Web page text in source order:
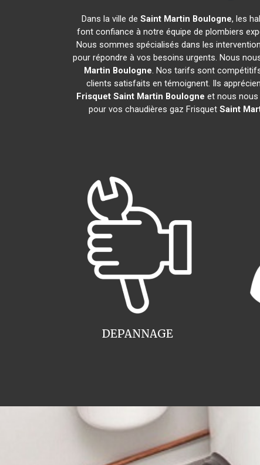
Dans la ville de Saint Martin Boulogne, les
font confiance à notre équipe de plombiers
Nous sommes spécialisés dans les
pour répondre à vos besoins urgents. Nous
Martin Boulogne. Nos tarifs sont
clients satisfaits en témoignent. Ils
Frisquet Saint Martin Boulogne et nous
pour vos chaudières gaz Frisquet Saint
DEPANNAGE